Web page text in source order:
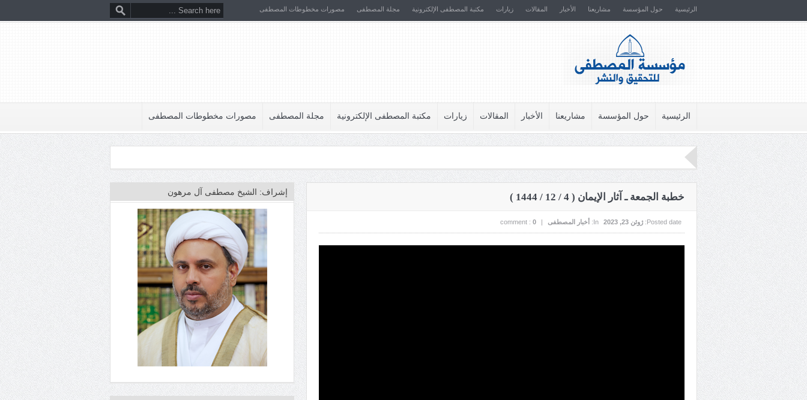
الرئيسية حول المؤسسة مشاريعنا الأخبار المقالات زيارات مكتبة المصطفى الإلكترونية مجلة المصطفى مصورات مخطوطات المصطفى
الرئيسية حول المؤسسة مشاريعنا الأخبار المقالات زيارات مكتبة المصطفى الإلكترونية مجلة المصطفى مصورات مخطوطات المصطفى
خطبة الجمعة ـ آثار الإيمان ( 4 / 12 / 1444 )
Posted date: ژوئن 23, 2023 In: أخبار المصطفى |
comment : 0
إشراف: الشيخ مصطفى آل مرهون